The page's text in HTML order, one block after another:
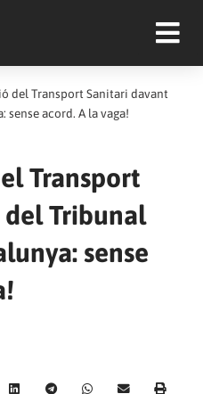
del Transport Sanitari davant
sense acord. A la vaga!
Transport
Tribunal
sense